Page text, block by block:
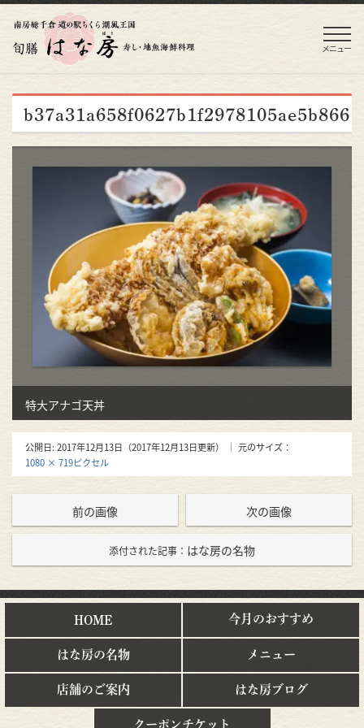
メニュー
b37a31a658f0627b1f2978105ae5b866
特大アナゴ天丼
公開日:2017年12月13日 （2017年12月13日更新）
｜ 元のサイズ：
1080 × 719ピクセル
前の画像 次の画像
添付された記事： はな房の名物
HOME 今月のおすすめ
はな房の名物 メニュー
店舗のご案内 はな房ブログ
クーポンチケット